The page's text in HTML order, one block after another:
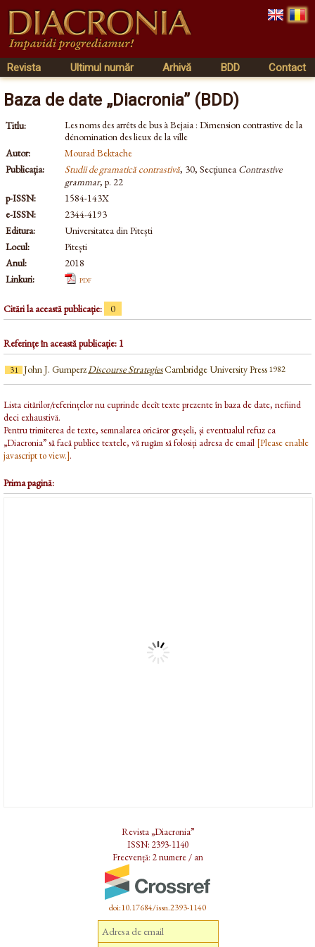
Revista Ultimul număr Arhivă BDD Contact
Baza de date „Diacronia” (BDD)
Titlu:
Les noms des arrêts de bus à Bejaia : Dimension contrastive de la
dénomination des lieux de la ville
Autor:
Mourad Bektache
Publicația:
Studii de gramatică contrastivă, 30, SecțiuneaContrastive
grammar, p. 22
p-ISSN:
1584-143X
e-ISSN:
2344-4193
Editura:
Universitatea din Pitești
Locul:
Pitești
Anul:
2018
Linkuri:
pdf
Citări la această publicație: 0
Referințe în această publicație: 1
31 John J. GumperzDiscourse StrategiesCambridge University Press1982
Lista citărilor/referințelor nu cuprinde decît texte prezente în baza de date, nefiind
deci exhaustivă.
Pentru trimiterea de texte, semnalarea oricăror greșeli, și eventualul refuz ca
„Diacronia” să facă publice textele, vă rugăm să folosiți adresa de email [Please enable
javascript to view.].
Prima pagină:
Revista „Diacronia”
ISSN: 2393-1140
Frecvență: 2 numere / an
doi:10.17684/issn.2393-1140